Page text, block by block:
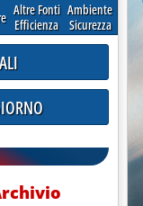
Altre Fonti
Efficienza
Ambiente
Sicurezza